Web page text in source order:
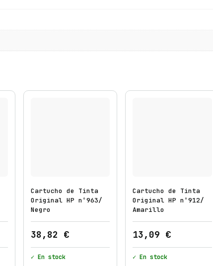
Cartucho de Tinta
Original HP nº963/
Negro
38,82 €
✓ En stock
Cartucho de Tinta
Original HP nº912/
Amarillo
13,09 €
✓ En stock